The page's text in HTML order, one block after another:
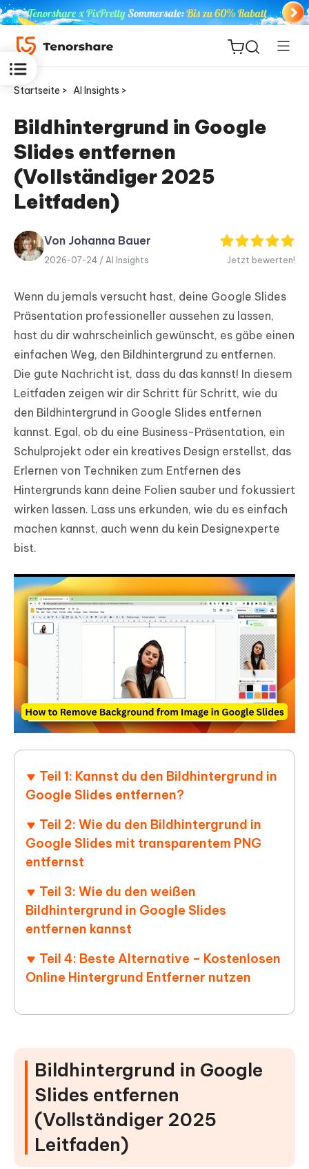
ReiBoot
for iOS
PDNob
Editor
Startseite > AI Insights >
Bildhintergrund in Google
Slides entfernen
(Vollständiger 2025
Leitfaden)
Von Johanna Bauer
2026-07-24 / AI Insights Jetzt bewerten!
Wenn du jemals versucht hast, deine Google Slides
Präsentation professioneller aussehen zu lassen,
hast du dir wahrscheinlich gewünscht, es gäbe einen
einfachen Weg, den Bildhintergrund zu entfernen.
Die gute Nachricht ist, dass du das kannst! In diesem
Leitfaden zeigen wir dir Schritt für Schritt, wie du
den Bildhintergrund in Google Slides entfernen
kannst. Egal, ob du eine Business-Präsentation, ein
Schulprojekt oder ein kreatives Design erstellst, das
Erlernen von Techniken zum Entfernen des
Hintergrunds kann deine Folien sauber und fokussiert
wirken lassen. Lass uns erkunden, wie du es einfach
machen kannst, auch wenn du kein Designexperte
bist.
Teil 1: Kannst du den Bildhintergrund in
Google Slides entfernen?
Teil 2: Wie du den Bildhintergrund in
Google Slides mit transparentem PNG
entfernst
Teil 3: Wie du den weißen
Bildhintergrund in Google Slides
entfernen kannst
Teil 4: Beste Alternative – Kostenlosen
Online Hintergrund Entferner nutzen
Bildhintergrund in Google
Slides entfernen
(Vollständiger 2025
Leitfaden)